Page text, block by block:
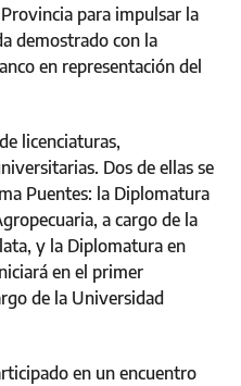
para impulsar la
demostrado con la
en representación del
licenciaturas,
Dos de ellas se
Puentes: la Diplomatura
a cargo de la
y la Diplomatura en
en el primer
de la Universidad
en un encuentro